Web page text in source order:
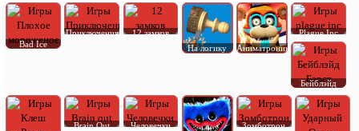
Bad Ice
Приключения
12 замков
На логику
Аниматроник
Plague Inc
Бейблэйд
Brain Out
Человечки
Зомботрон